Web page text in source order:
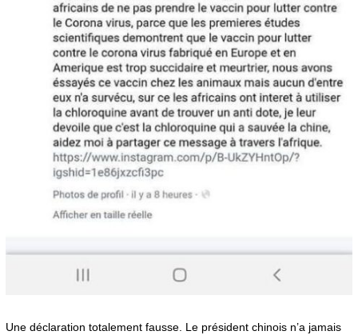
Une déclaration totalement fausse. Le président chinois n’a jamais